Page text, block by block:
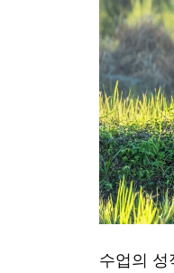
수업의